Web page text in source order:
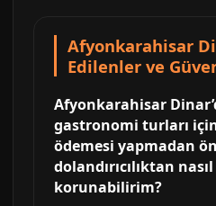
Afyonkarahisar
Edilenler ve
Afyonkarahisar
gastronomi turları
ödemesi yapmadan
dolandırıcılıktan nasıl
korunabilirim?